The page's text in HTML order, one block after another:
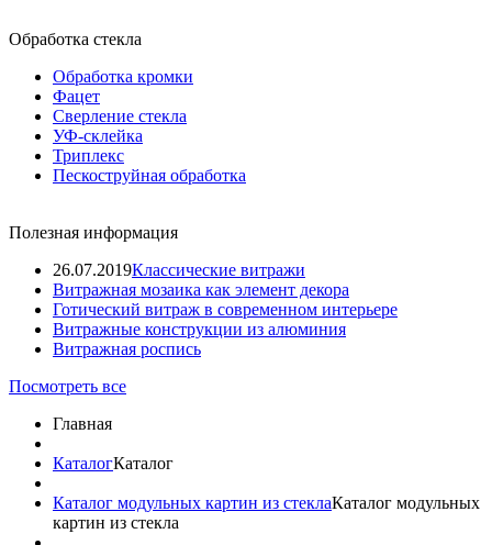
Обработка стекла
Обработка кромки
Фацет
Сверление стекла
УФ-склейка
Триплекс
Пескоструйная обработка
Полезная информация
26.07.2019Классические витражи
Витражная мозаика как элемент декора
Готический витраж в современном интерьере
Витражные конструкции из алюминия
Витражная роспись
Посмотреть все
Главная
КаталогКаталог
Каталог модульных картин из стеклаКаталог модульных
картин из стекла